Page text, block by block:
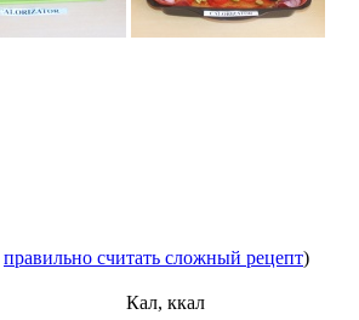
правильно считать сложный рецепт)
Кал, ккал